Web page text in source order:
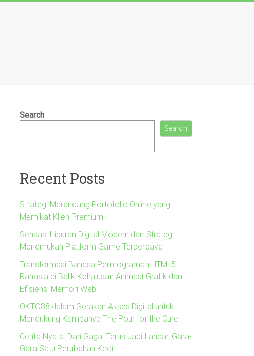
Search
Search
Recent Posts
Strategi Merancang Portofolio Online yang
Memikat Klien Premium
Sensasi Hiburan Digital Modern dan Strategi
Menemukan Platform Game Terpercaya
Transformasi Bahasa Pemrograman HTML5:
Rahasia di Balik Kehalusan Animasi Grafik dan
Efisiensi Memori Web
OKTO88 dalam Gerakan Akses Digital untuk
Mendukung Kampanye The Pour for the Cure
Cerita Nyata: Dari Gagal Terus Jadi Lancar, Gara-
Gara Satu Perubahan Kecil